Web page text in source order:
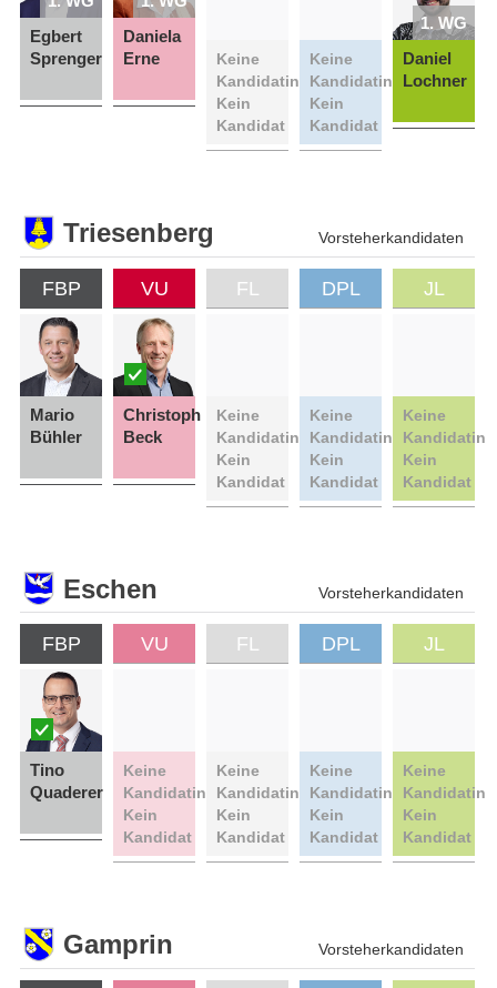
Egbert
Sprenger
Daniela
Erne
Keine
Kandidatin
Kein
Kandidat
Keine
Kandidatin
Kein
Kandidat
1. WG
Daniel
Lochner
Triesenberg Vorsteherkandidaten
FBP
Mario
Bühler
VU
Christoph
Beck
FL
Keine
Kandidatin
Kein
Kandidat
DPL
Keine
Kandidatin
Kein
Kandidat
JL
Keine
Kandidatin
Kein
Kandidat
Eschen Vorsteherkandidaten
FBP
Tino
Quaderer
VU
Keine
Kandidatin
Kein
Kandidat
FL
Keine
Kandidatin
Kein
Kandidat
DPL
Keine
Kandidatin
Kein
Kandidat
JL
Keine
Kandidatin
Kein
Kandidat
Gamprin Vorsteherkandidaten